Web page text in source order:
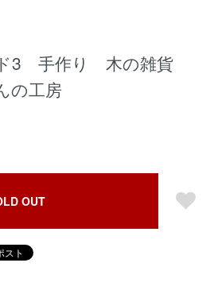
3 手作り 木の雑貨
の工房
OUT